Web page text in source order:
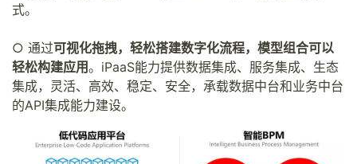
式。
○ 通过可视化拖拽，轻松搭建数字化流程，模型组合可以
轻松构建应用。iPaaS能力提供数据集成、服务集成、生态
集成，灵活、高效、稳定、安全，承载数据中台和业务中台
的API集成能力建设。